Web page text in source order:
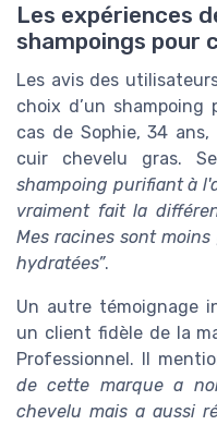
Les expériences
shampoings pour
Les avis des
choix d’un shampoing
cas de Sophie, 34
cuir chevelu gras.
shampoing purifiant à
vraiment fait la
Mes racines sont
hydratées”.
Un autre témoignage
un client fidèle de la
Professionnel. Il
de cette marque a
chevelu mais a aussi